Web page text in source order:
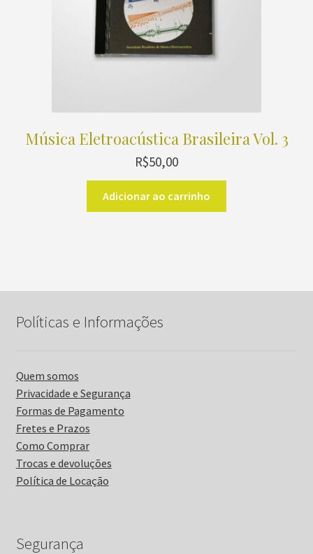
Música Eletroacústica Brasileira Vol. 3
R$50,00
Adicionar ao carrinho
Políticas e Informações
Quem somos
Privacidade e Segurança
Formas de Pagamento
Fretes e Prazos
Como Comprar
Trocas e devoluções
Política de Locação
Segurança